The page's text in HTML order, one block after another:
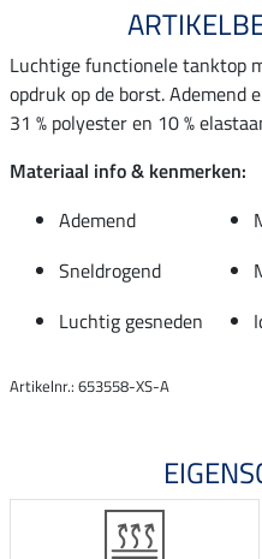
Luchtige functionele tanktop
opdruk op de borst. Ademend
31 % polyester en 10 %
Materiaal info & kenmerken:
Ademend
Sneldrogend
Luchtig gesneden
Artikelnr.: 653558-XS-A